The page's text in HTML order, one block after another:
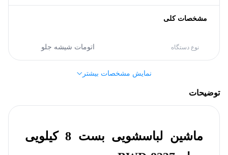
مشخصات کلی
نوع دستگاه اتومات شیشه جلو
بست (Bost)
ابعاد محصول
پهنا 595 میلی‌متر
نمایش مشخصات بیشتر
توضیحات
ماشین لباسشویی بست 8 کیلویی